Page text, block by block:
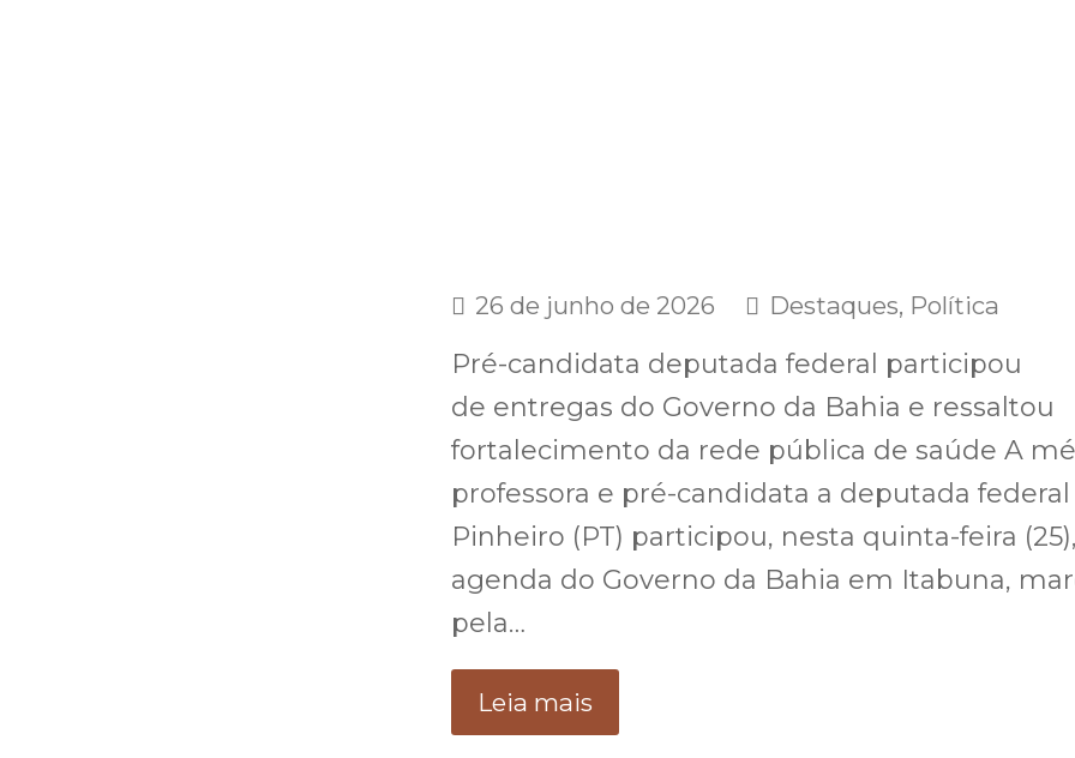
26 de junho de 2026 Destaques, Política
Pré-candidata deputada federal participou
de entregas do Governo da Bahia e ressaltou
fortalecimento da rede pública de saúde A
professora e pré-candidata a deputada
Pinheiro (PT) participou, nesta quinta-feira
agenda do Governo da Bahia em Itabuna,
pela…
Leia mais